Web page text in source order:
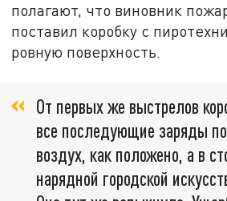
полагают, что виновник
поставил коробку с
ровную поверхность.
От первых же выстрелов
все последующие заряды
воздух, как положено, а в
нарядной городской